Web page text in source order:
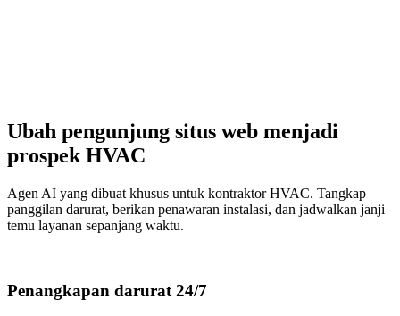
Ubah pengunjung situs web menjadi
prospek HVAC
Agen AI yang dibuat khusus untuk kontraktor HVAC. Tangkap
panggilan darurat, berikan penawaran instalasi, dan jadwalkan janji
temu layanan sepanjang waktu.
Penangkapan darurat 24/7